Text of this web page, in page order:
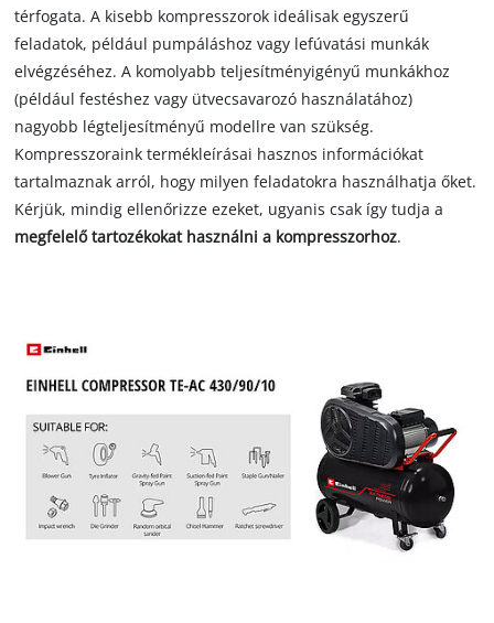
térfogata. A kisebb kompresszorok ideálisak egyszerű
feladatok, például pumpáláshoz vagy lefúvatási munkák
elvégzéséhez. A komolyabb teljesítményigényű munkákhoz
(például festéshez vagy ütvecsavarozó használatához)
nagyobb légteljesítményű modellre van szükség.
Kompresszoraink termékleírásai hasznos információkat
tartalmaznak arról, hogy milyen feladatokra használhatja őket.
Kérjük, mindig ellenőrizze ezeket, ugyanis csak így tudja a
megfelelő tartozékokat használni a kompresszorhoz.